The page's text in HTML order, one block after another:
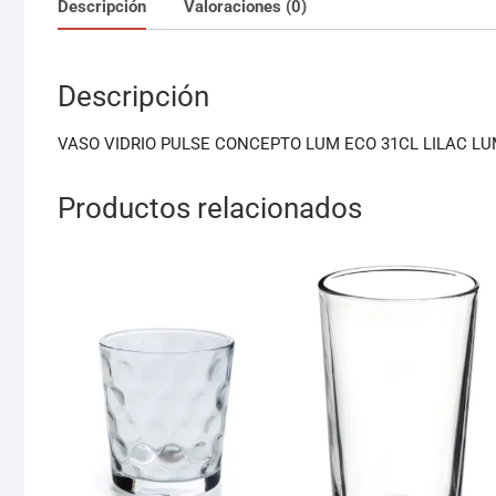
Descripción Valoraciones (0)
Descripción
VASO VIDRIO PULSE CONCEPTO LUM ECO 31CL LILAC
Productos relacionados